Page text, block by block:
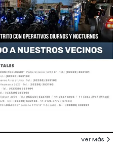
Ver Más